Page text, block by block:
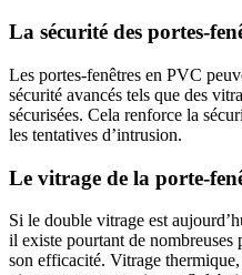
La sécurité des portes-
Les portes-fenêtres en PVC
sécurité avancés tels que des
sécurisées. Cela renforce la
les tentatives d’intrusion.
Le vitrage de la porte-
Si le double vitrage est
il existe pourtant de
son efficacité. Vitrage